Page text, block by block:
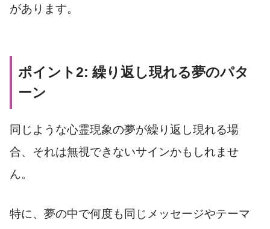
があります。
ポイント2: 繰り返し現れる夢のパタ
ーン
同じような心霊現象の夢が繰り返し現れる場
合、それは無視できないサインかもしれませ
ん。
特に、夢の中で何度も同じメッセージやテーマ